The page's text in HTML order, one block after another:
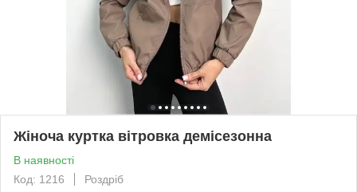
Жіноча куртка вітровка демісезонна
В наявності
Код: 1216
Роздріб